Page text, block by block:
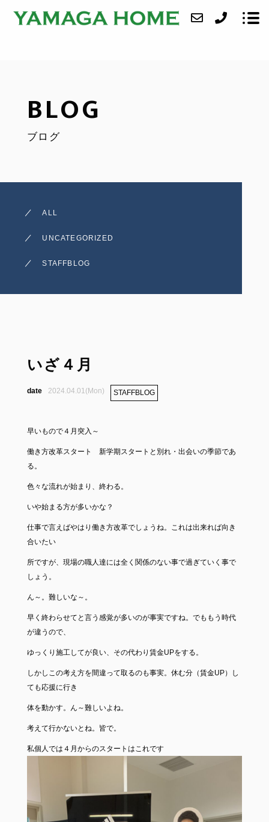
BLOG
ブログ
ALL
UNCATEGORIZED
STAFFBLOG
いざ４月
2024.04.01(Mon) STAFFBLOG
早いもので４月突入～
働き方改革スタート 新学期スタートと別れ・出会いの季節であ
る。
色々な流れが始まり、終わる。
いや始まる方が多いかな？
仕事で言えばやはり働き方改革でしょうね。これは出来れば向き
合いたい
所ですが、現場の職人達には全く関係のない事で過ぎていく事で
しょう。
ん～。難しいな～。
早く終わらせてと言う感覚が多いのが事実ですね。でももう時代
が違うので、
ゆっくり施工してが良い、その代わり賃金UPをする。
しかしこの考え方を間違って取るのも事実。休む分（賃金UP）し
ても応援に行き
体を動かす。ん～難しいよね。
考えて行かないとね。皆で。
私個人では４月からのスタートはこれです